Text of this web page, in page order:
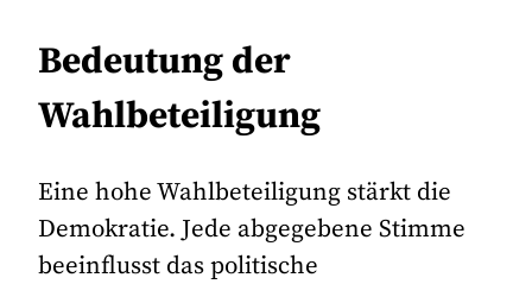
Bedeutung der
Wahlbeteiligung
Eine hohe Wahlbeteiligung stärkt die
Demokratie. Jede abgegebene Stimme
beeinflusst das politische